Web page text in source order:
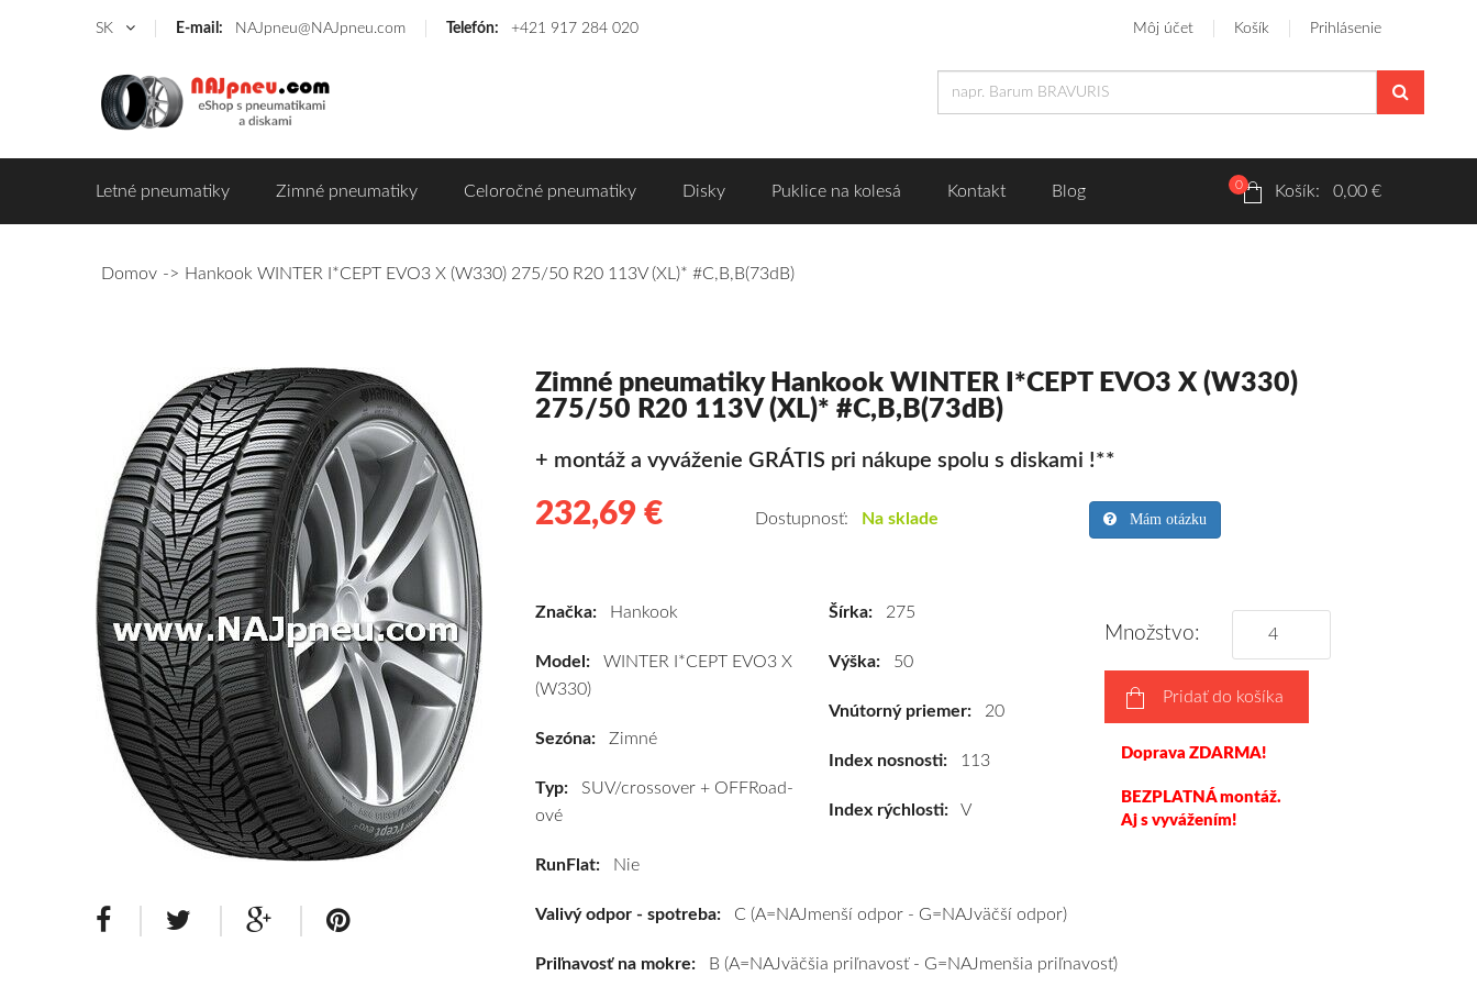
SK E-mail: NAJpneu@NAJpneu.com Telefón: +421 917 284 020 Môj účet Košík Prihlásenie
Letné pneumatiky Zimné pneumatiky Celoročné pneumatiky Disky Puklice na kolesá Kontakt Blog 0 Košík: 0,00 €
Domov Hankook WINTER I*CEPT EVO3 X (W330) 275/50 R20 113V (XL)* #C,B,B(73dB)
Zimné pneumatiky Hankook WINTER I*CEPT EVO3 X (W330)
275/50 R20 113V (XL)* #C,B,B(73dB)
+ montáž a vyváženie GRÁTIS pri nákupe spolu s diskami !**
232,69 €
SUV/crossover
WINTER
275/50
Dostupnosť: Na sklade Mám otázku
Značka: Hankook
Model: WINTER I*CEPT EVO3 X
(W330)
Sezóna: Zimné
Typ: SUV/crossover + OFFRoad-
ové
RunFlat: Nie
Šírka:275
Výška:50
Vnútorný priemer:20
Index nosnosti:113
Index rýchlosti:V
Množstvo:
Pridať do košíka
Doprava ZDARMA!
BEZPLATNÁ montáž.
Aj s vyvážením!
Valivý odpor - spotreba: C (A=NAJmenší odpor - G=NAJväčší odpor)
Priľnavosť na mokre: B (A=NAJväčšia priľnavosť - G=NAJmenšia priľnavosť)